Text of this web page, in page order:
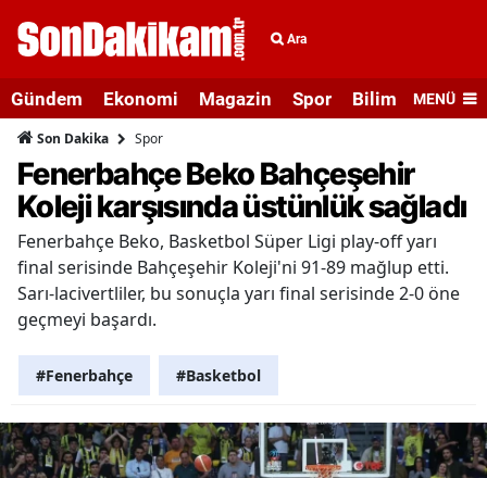
Ara
Gündem Ekonomi Magazin Spor Bilim veMENÜ
Son Dakika Spor
Fenerbahçe Beko Bahçeşehir
Koleji karşısında üstünlük sağladı
Fenerbahçe Beko, Basketbol Süper Ligi play-off yarı
final serisinde Bahçeşehir Koleji'ni 91-89 mağlup etti.
Sarı-lacivertliler, bu sonuçla yarı final serisinde 2-0 öne
geçmeyi başardı.
#Fenerbahçe #Basketbol